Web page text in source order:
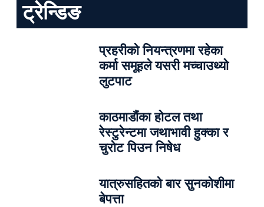
ट्रेन्डिङ
प्रहरीको नियन्त्रणमा रहेका
कर्मा समूहले यसरी मच्चाउथ्यो
लुटपाट
काठमाडौंका होटल तथा
रेस्टुरेन्टमा जथाभावी हुक्का र
चुरोट पिउन निषेध
यात्रुसहितको बार सुनकोशीमा
बेपत्ता